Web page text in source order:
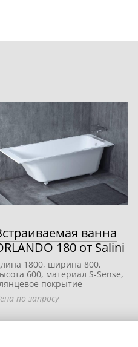
ванна
180 от Salini
1800, ширина 800,
600, материал S-Sense,
покрытие
по запросу